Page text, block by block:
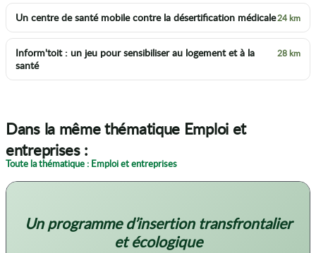
Un centre de santé mobile contre la désertification médicale24 km
Inform'toit : un jeu pour sensibiliser au logement et à la
santé
28 km
Dans la même thématique Emploi et
entreprises :
Toute la thématique : Emploi et entreprises
Un programme d’insertion transfrontalier
et écologique